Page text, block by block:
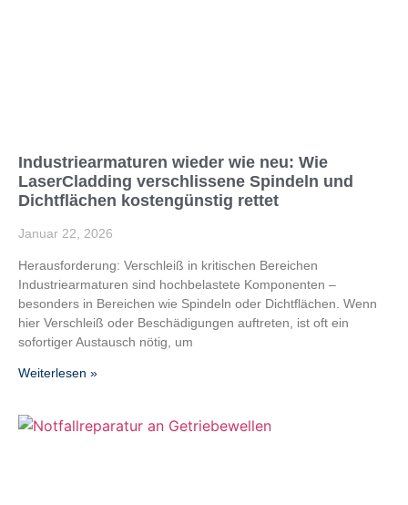
Industriearmaturen wieder wie neu: Wie
LaserCladding verschlissene Spindeln und
Dichtflächen kostengünstig rettet
Januar 22, 2026
Herausforderung: Verschleiß in kritischen Bereichen
Industriearmaturen sind hochbelastete Komponenten –
besonders in Bereichen wie Spindeln oder Dichtflächen. Wenn
hier Verschleiß oder Beschädigungen auftreten, ist oft ein
sofortiger Austausch nötig, um
Weiterlesen »